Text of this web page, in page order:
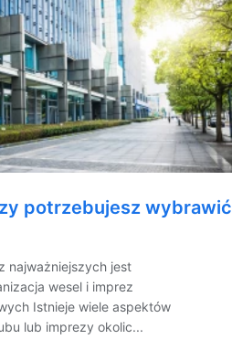
potrzebujesz wybrawić
najważniejszych jest
wesel i imprez
Istnieje wiele aspektów
lub imprezy okolic...